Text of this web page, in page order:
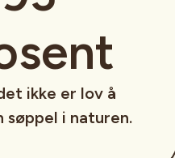
ikke er lov å
søppel i naturen.